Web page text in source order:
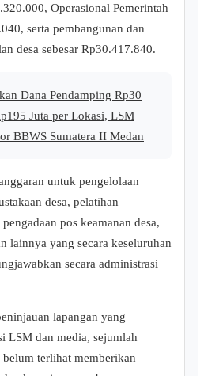
Operasional Pemerintah
serta pembangunan dan
desa sebesar Rp30.417.840.
Dana Pendamping Rp30
Juta per Lokasi, LSM
BBWS Sumatera II Medan
untuk pengelolaan
desa, pelatihan
pos keamanan desa,
lainnya yang secara keseluruhan
secara administrasi
lapangan yang
LSM dan media, sejumlah
terlihat memberikan